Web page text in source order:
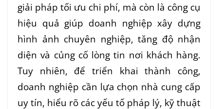
giải pháp tối ưu chi phí, mà còn là công cụ
hiệu quả giúp doanh nghiệp xây dựng
hình ảnh chuyên nghiệp, tăng độ nhận
diện và củng cố lòng tin nơi khách hàng.
Tuy nhiên, để triển khai thành công,
doanh nghiệp cần lựa chọn nhà cung cấp
uy tín, hiểu rõ các yếu tố pháp lý, kỹ thuật